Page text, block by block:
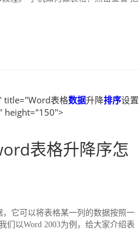
title="Word表格数据升降排序设置
height="150">
表格升降序怎
它可以将表格某一列的数据按照一
们以Word 2003为例，给大家介绍表